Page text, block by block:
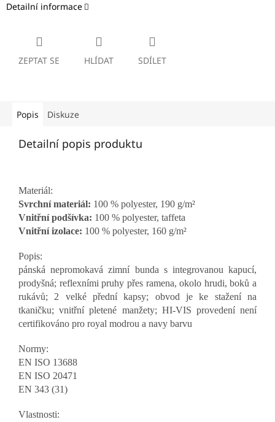
Detailní informace
ZEPTAT SE HLÍDAT SDÍLET
Popis Diskuze
Detailní popis produktu
Materiál:
Svrchní materiál: 100 % polyester, 190 g/m²
Vnitřní podšívka: 100 % polyester, taffeta
Vnitřní izolace: 100 % polyester, 160 g/m²
Popis:
pánská nepromokavá zimní bunda s integrovanou kapucí,
prodyšná; reflexními pruhy přes ramena, okolo hrudi, boků a
rukávů; 2 velké přední kapsy; obvod je ke stažení na
tkaničku; vnitřní pletené manžety; HI-VIS provedení není
certifikováno pro royal modrou a navy barvu
Normy:
EN ISO 13688
EN ISO 20471
EN 343 (31)
Vlastnosti: